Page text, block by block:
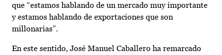
que “estamos hablando de un mercado muy importante
y estamos hablando de exportaciones que son
millonarias”.
En este sentido, José Manuel Caballero ha remarcado